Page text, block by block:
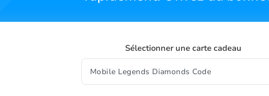
Sélectionner une carte cadeau